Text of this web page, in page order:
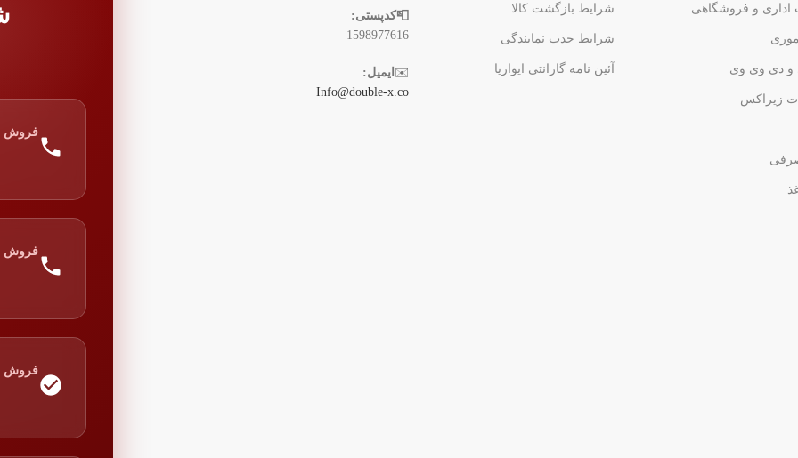
اداری و فروشگاهی
دی وی وی
زیراکس
شرایط بازگشت کالا
شرایط جذب نمایندگی
آئین نامه گارانتی ایواریا
📮کدپستی:
1598977616
✉️ ایمیل:
Info@double-x.co
فروش
فروش
فروش